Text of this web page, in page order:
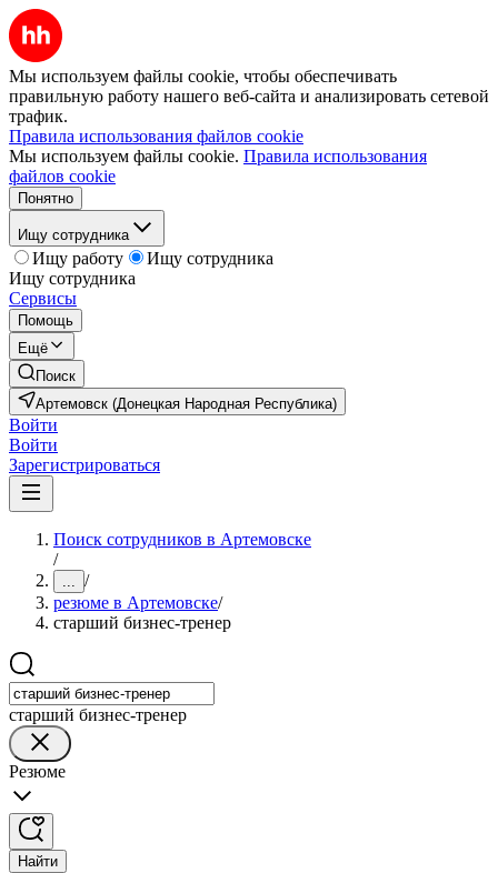
Мы используем файлы cookie, чтобы обеспечивать
правильную работу нашего веб-сайта и анализировать сетевой
трафик.
Правила использования файлов cookie
Мы используем файлы cookie. Правила использования
файлов cookie
Понятно
Ищу сотрудника
Ищу работу
Ищу сотрудника
Ищу сотрудника
Сервисы
Помощь
Ещё
Поиск
Артемовск (Донецкая Народная Республика)
Войти
Войти
Зарегистрироваться
Поиск сотрудников в Артемовске
/
... /
резюме в Артемовске/
старший бизнес-тренер
старший бизнес-тренер
Резюме
Найти